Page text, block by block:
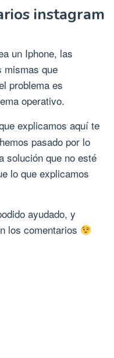
instagram
un Iphone, las
mismas que
problema es
operativo.
explicamos aquí te
pasado por lo
solución que no esté
lo que explicamos
ayudado, y
los comentarios